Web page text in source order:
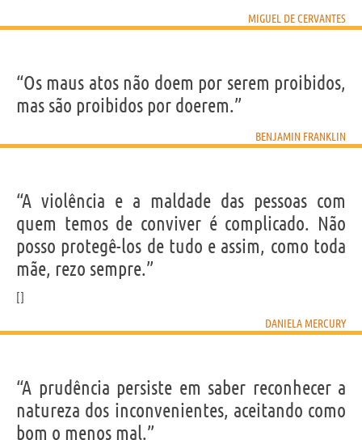
MIGUEL DE CERVANTES
“Os maus atos não doem por serem proibidos,
mas são proibidos por doerem.”
BENJAMIN FRANKLIN
“A violência e a maldade das pessoas com
quem temos de conviver é complicado. Não
posso protegê-los de tudo e assim, como toda
mãe, rezo sempre.”
DANIELA MERCURY
“A prudência persiste em saber reconhecer a
natureza dos inconvenientes, aceitando como
bom o menos mal.”